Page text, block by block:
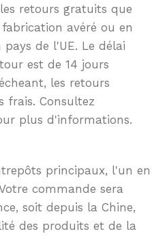
retours gratuits que
avéré ou en
de l'UE. Le délai
est de 14 jours
les retours
frais. Consultez
plus d'informations.
principaux, l'un en
commande sera
soit depuis la Chine,
des produits et de la